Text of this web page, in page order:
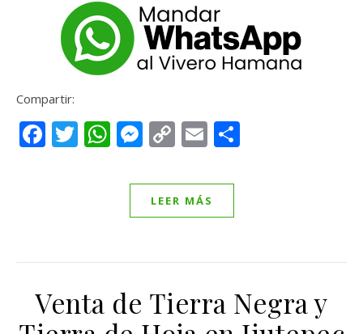
Compartir:
Facebook
Twitter
WhatsApp
Messenger
CopyEmail
LEER MÁS
Venta de Tierra Negra y